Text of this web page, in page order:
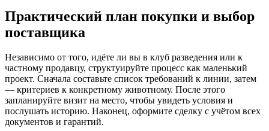
Практический план покупки и выбор
поставщика
Независимо от того, идёте ли вы в клуб разведения или к
частному продавцу, структуируйте процесс как маленький
проект. Сначала составьте список требований к линии, затем
— критериев к конкретному животному. После этого
запланируйте визит на место, чтобы увидеть условия и
послушать историю. Наконец, оформите сделку с учётом всех
документов и гарантий.